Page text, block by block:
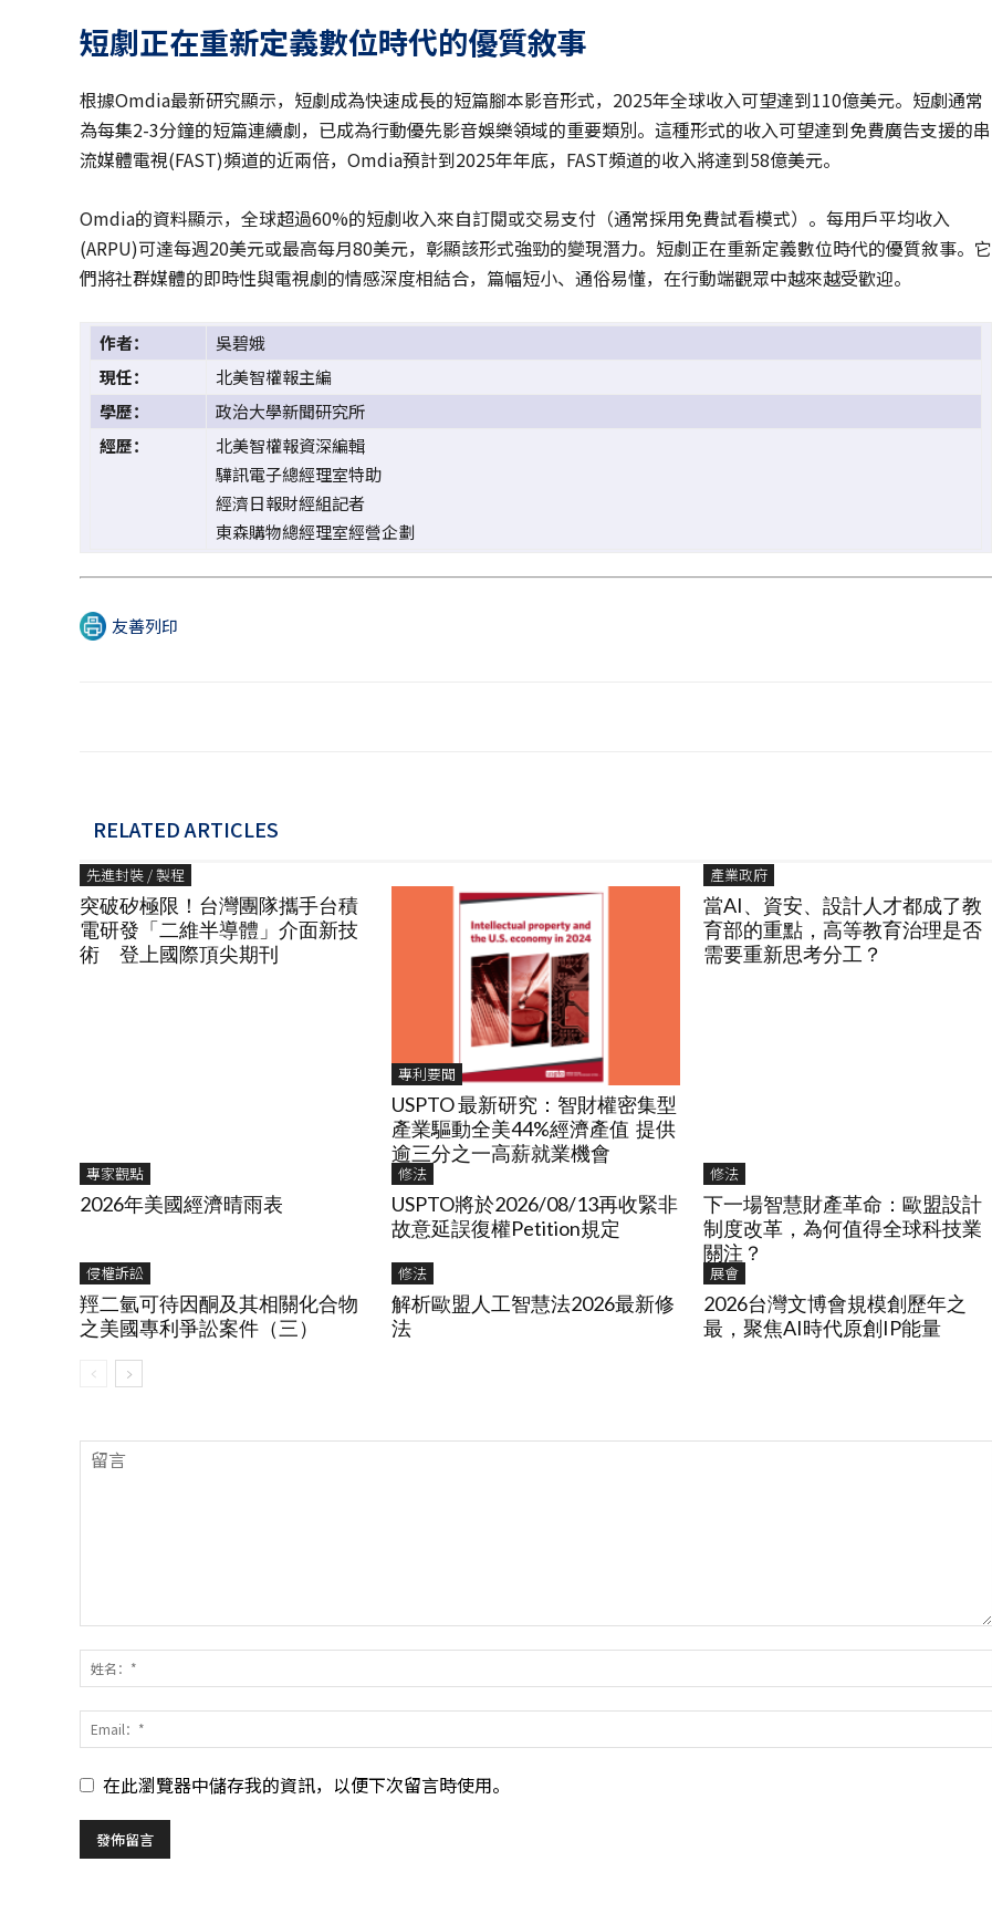
短劇正在重新定義數位時代的優質敘事
根據Omdia最新研究顯示，短劇成為快速成長的短篇腳本影音形式，2025年全球收入可望達到110億美元。短劇通常
為每集2-3分鐘的短篇連續劇，已成為行動優先影音娛樂領域的重要類別。這種形式的收入可望達到免費廣告支援的串
流媒體電視(FAST)頻道的近兩倍，Omdia預計到2025年年底，FAST頻道的收入將達到58億美元。
Omdia的資料顯示，全球超過60%的短劇收入來自訂閱或交易支付（通常採用免費試看模式）。每用戶平均收入
(ARPU)可達每週20美元或最高每月80美元，彰顯該形式強勁的變現潛力。短劇正在重新定義數位時代的優質敘事。它
們將社群媒體的即時性與電視劇的情感深度相結合，篇幅短小、通俗易懂，在行動端觀眾中越來越受歡迎。
作者：
吳碧娥
現任：
北美智權報主編
學歷：
政治大學新聞研究所
經歷：
北美智權報資深編輯
驊訊電子總經理室特助
經濟日報財經組記者
東森購物總經理室經營企劃
友善列印
RELATED ARTICLES
先進封裝 / 製程
突破矽極限！台灣團隊攜手台積
電研發「二維半導體」介面新技
術 登上國際頂尖期刊
專利要聞
USPTO 最新研究：智財權密集型
產業驅動全美44%經濟產值 提供
逾三分之一高薪就業機會
產業政府
當AI、資安、設計人才都成了教
育部的重點，高等教育治理是否
需要重新思考分工？
專家觀點
2026年美國經濟晴雨表
修法
USPTO將於2026/08/13再收緊非
故意延誤復權Petition規定
修法
下一場智慧財產革命：歐盟設計
制度改革，為何值得全球科技業
關注？
侵權訴訟
羥二氫可待因酮及其相關化合物
之美國專利爭訟案件（三）
修法
解析歐盟人工智慧法2026最新修
法
展會
2026台灣文博會規模創歷年之
最，聚焦AI時代原創IP能量
在此瀏覽器中儲存我的資訊，以便下次留言時使用。